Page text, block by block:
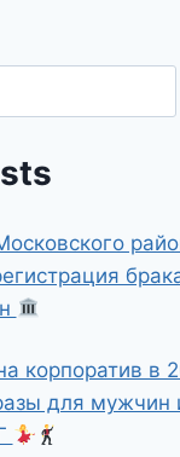
корпоратив в
для